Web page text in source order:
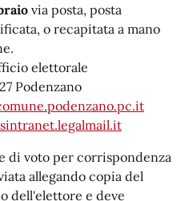
via posta, posta
o recapitata a mano
elettorale
Podenzano
di voto per corrispondenza
allegando copia del
dell'elettore e deve